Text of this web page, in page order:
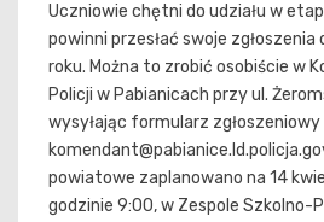
Uczniowie chętni do udziału w
powinni przesłać swoje
roku. Można to zrobić osobiście w
Policji w Pabianicach przy ul.
wysyłając formularz zgłoszeniowy
powiatowe zaplanowano na 14
godzinie 9:00, w Zespole Szkolno-